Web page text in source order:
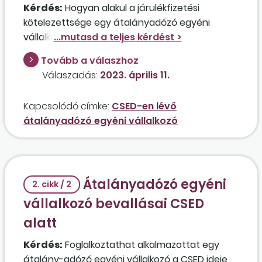
Kérdés: Hogyan alakul a járulékfizetési
kötelezettsége egy átalányadózó egyéni
vállalkozónak abban az esetben, ha 2023
májusától CSED-et igényel, de a folyósítás
alatt korábbi tevékenységéből származó
bevételt realizál? Érinti ez a CSED-
csökken az adómentes bevétel összege? Van
mód arra, hogy a tevékenység
folyamatosságát alkalmazott révén
fenntartsa?
Tovább a válaszhoz
Válaszadás: 2023. április 11.
Kapcsolódó címke: CSED-en lévő
átalányadózó egyéni vállalkozó
2. cikk / 2
Átalányadózó egyéni
vállalkozó bevallásai CSED
alatt
Kérdés: Foglalkoztathat alkalmazottat egy